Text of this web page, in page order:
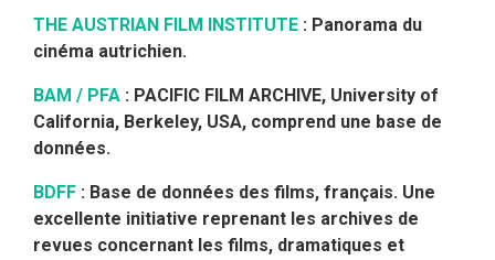
THE AUSTRIAN FILM INSTITUTE : Panorama du
cinéma autrichien.
BAM / PFA : PACIFIC FILM ARCHIVE, University of
California, Berkeley, USA, comprend une base de
données.
BDFF : Base de données des films, français. Une
excellente initiative reprenant les archives de
revues concernant les films, dramatiques et